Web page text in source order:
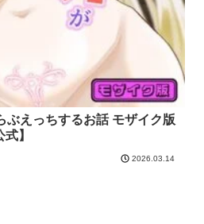
ぶえっちするお話 モザイク版
】
2026.03.14